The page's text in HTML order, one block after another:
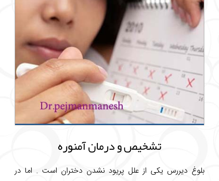
تشخیص و درمان آمنوره
بلوغ دیررس یکی از علل پریود نشدن دختران است . اما در